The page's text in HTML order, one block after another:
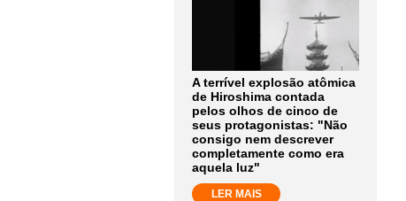
A terrível explosão atômica
de Hiroshima contada
pelos olhos de cinco de
seus protagonistas: "Não
consigo nem descrever
completamente como era
aquela luz"
LER MAIS